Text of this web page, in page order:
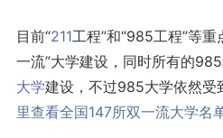
目前“211工程”和“985工程”等
一流”大学建设，同时所有的
大学建设，不过985大学依然受
里查看全国147所双一流大学名